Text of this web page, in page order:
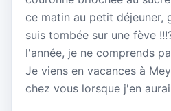
ce matin au petit déjeuner,
suis tombée sur une fève
l'année, je ne comprends
Je viens en vacances à
chez vous lorsque j'en